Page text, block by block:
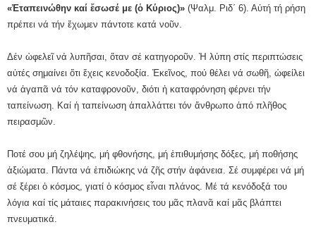
«Ἐταπεινώθην καί ἔσωσέ με (ὁ Κύριος)» (Ψαλμ. Ριδ΄ 6). Αὐτή τή ρήση
πρέπει νά τήν ἔχωμεν πάντοτε κατά νοῦν.
Δέν ὠφελεῖ νά λυπῆσαι, ὅταν σέ κατηγοροῦν. Ἡ λύπη στίς περιπτώσεις
αὐτές σημαίνει ὅτι ἔχεις κενοδοξία. Ἐκεῖνος, πού θέλει νά σωθῆ, ὠφείλει
νά ἀγαπᾶ νά τόν καταφρονοῦν, διότι ἡ καταφρόνηση φέρνει τήν
ταπείνωση. Καί ἡ ταπείνωση ἀπαλλάττει τόν ἄνθρωπο ἀπό πλῆθος
πειρασμῶν.
Ποτέ σου μή ζηλέψης, μή φθονήσης, μή ἐπιθυμήσης δόξες, μή ποθήσης
ἀξιώματα. Πάντα νά ἐπιδιώκης νά ζῆς στήν ἀφάνεια. Σέ συμφέρει νά μή
σέ ξέρει ὁ κόσμος, γιατί ὁ κόσμος εἶναι πλάνος. Μέ τά κενόδοξά του
λόγια καί τίς μάταιες παρακινήσεις του μᾶς πλανᾶ καί μᾶς βλάπτει
πνευματικά.